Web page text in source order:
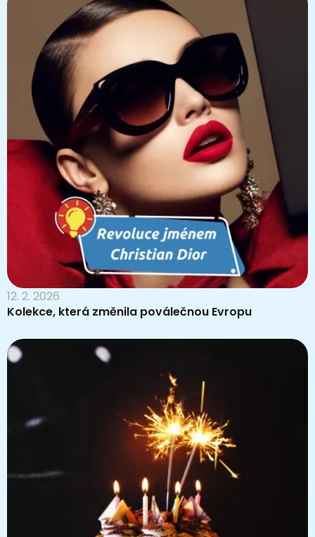
12. 2. 2026
Kolekce, která změnila poválečnou Evropu